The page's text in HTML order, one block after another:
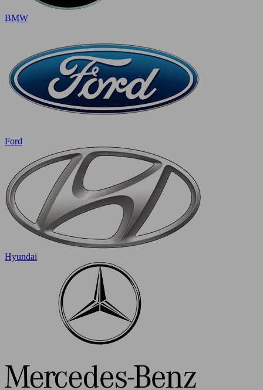
BMW
Ford
Hyundai